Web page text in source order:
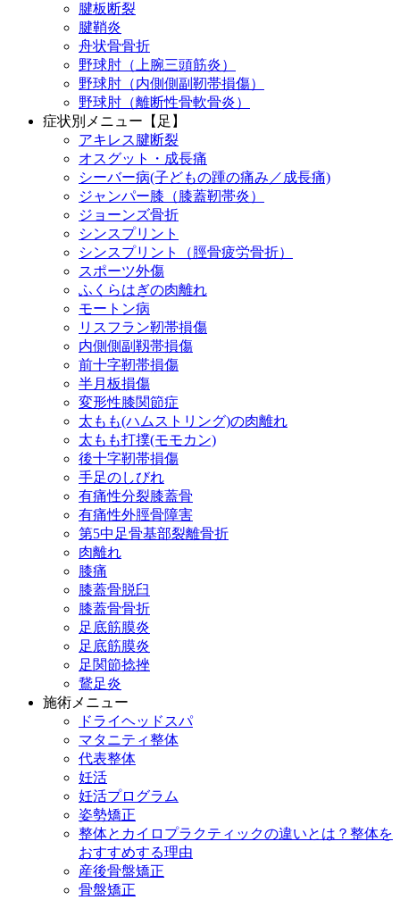
腱板断裂
腱鞘炎
舟状骨骨折
野球肘（上腕三頭筋炎）
野球肘（内側側副靭帯損傷）
野球肘（離断性骨軟骨炎）
症状別メニュー【足】
アキレス腱断裂
オスグット・成長痛
シーバー病(子どもの踵の痛み／成長痛)
ジャンパー膝（膝蓋靭帯炎）
ジョーンズ骨折
シンスプリント
シンスプリント（脛骨疲労骨折）
スポーツ外傷
ふくらはぎの肉離れ
モートン病
リスフラン靭帯損傷
内側側副靱帯損傷
前十字靭帯損傷
半月板損傷
変形性膝関節症
太もも(ハムストリング)の肉離れ
太もも打撲(モモカン)
後十字靭帯損傷
手足のしびれ
有痛性分裂膝蓋骨
有痛性外脛骨障害
第5中足骨基部裂離骨折
肉離れ
膝痛
膝蓋骨脱臼
膝蓋骨骨折
足底筋膜炎
足底筋膜炎
足関節捻挫
鵞足炎
施術メニュー
ドライヘッドスパ
マタニティ整体
代表整体
妊活
妊活プログラム
姿勢矯正
整体とカイロプラクティックの違いとは？整体を
おすすめする理由
産後骨盤矯正
骨盤矯正